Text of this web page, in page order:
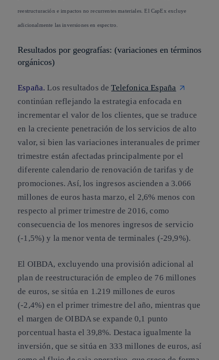
reestructuración e impactos no recurrentes materiales. El CapEx excluye
adicionalmente las inversiones en espectro.
Resultados por geografías: (variaciones en términos
orgánicos)
España. Los resultados deTelefonica España
continúan reflejando la estrategia enfocada en
incrementar el valor de los clientes, que se traduce
en la creciente penetración de los servicios de alto
valor, si bien las variaciones interanuales de primer
trimestre están afectadas principalmente por el
diferente calendario de renovación de tarifas y de
promociones. Así, los ingresos ascienden a 3.066
millones de euros hasta marzo, el 2,6% menos con
respecto al primer trimestre de 2016, como
consecuencia de los menores ingresos de servicio
(-1,5%) y la menor venta de terminales (-29,9%).
El OIBDA, excluyendo una provisión adicional al
plan de reestructuración de empleo de 76 millones
de euros, se sitúa en 1.219 millones de euros
(-2,4%) en el primer trimestre del año, mientras que
el margen de OIBDA se expande 0,1 punto
porcentual hasta el 39,8%. Destaca igualmente la
inversión, que se sitúa en 333 millones de euros, así